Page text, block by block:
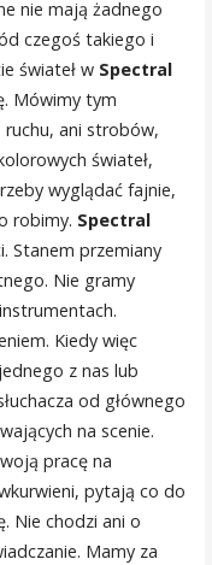
nie mają żadnego
czegoś takiego i
świateł w Spectral
Mówimy tym
ani strobów,
świateł,
wyglądać fajnie,
robimy. Spectral
Stanem przemiany
Nie gramy
Kiedy więc
z nas lub
od głównego
na scenie.
pracę na
pytają co do
Nie chodzi ani o
Mamy za